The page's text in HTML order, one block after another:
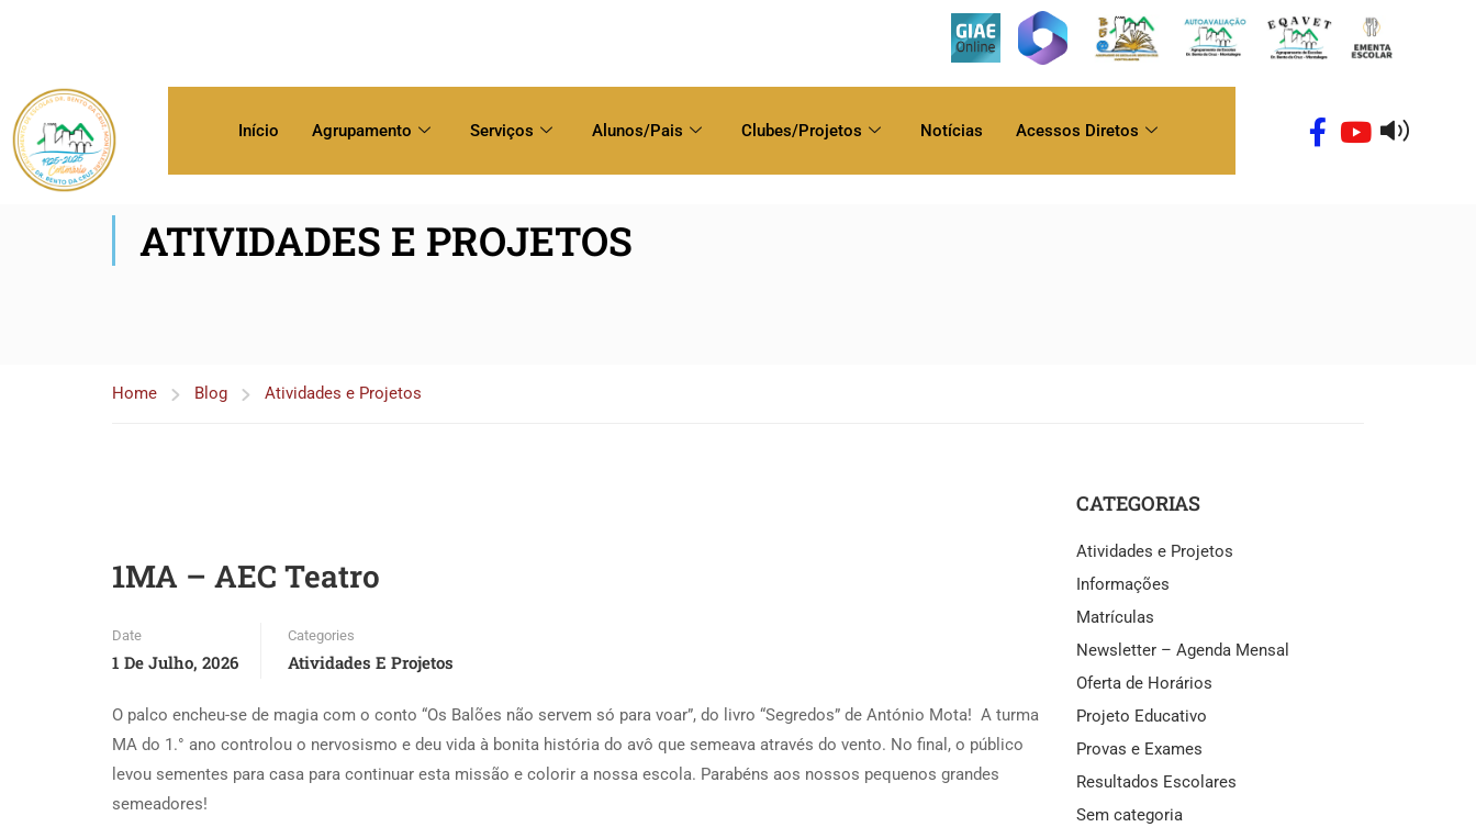
Início Agrupamento Serviços Alunos/Pais Clubes/Projetos Notícias Acessos Diretos
ATIVIDADES E PROJETOS
Home Blog Atividades e Projetos
1MA – AEC Teatro
Date
1 De Julho, 2026
Categories
Atividades E Projetos
O palco encheu-se de magia com o conto “Os Balões não servem só para voar”, do livro “Segredos” de António Mota! A turma
MA do 1.° ano controlou o nervosismo e deu vida à bonita história do avô que semeava através do vento. No final, o público
levou sementes para casa para continuar esta missão e colorir a nossa escola. Parabéns aos nossos pequenos grandes
semeadores!
CATEGORIAS
Atividades e Projetos
Informações
Matrículas
Newsletter – Agenda Mensal
Oferta de Horários
Projeto Educativo
Provas e Exames
Resultados Escolares
Sem categoria